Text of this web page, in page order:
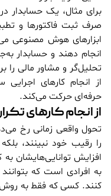
برای مثال، یک حسابدار
صرف ثبت فاکتورها و
ابزارهای هوش مصنوعی
انجام دهند و حسابدار
تحلیل‌گر و مشاور مالی را
از انجام کارهای
حرفه‌ای حرکت می‌کند.
از انجام کارهای
تحول واقعی زمانی رخ
را رقیب خود نبینند،
افزایش توانایی‌هایشان
به افرادی است که بتوانند
کنند. کسی که فقط به